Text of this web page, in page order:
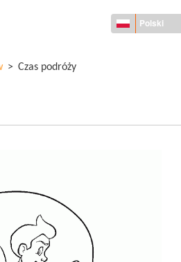
Polski
> Czas podróży